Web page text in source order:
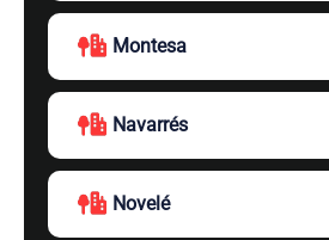
Montesa
Navarrés
Novelé